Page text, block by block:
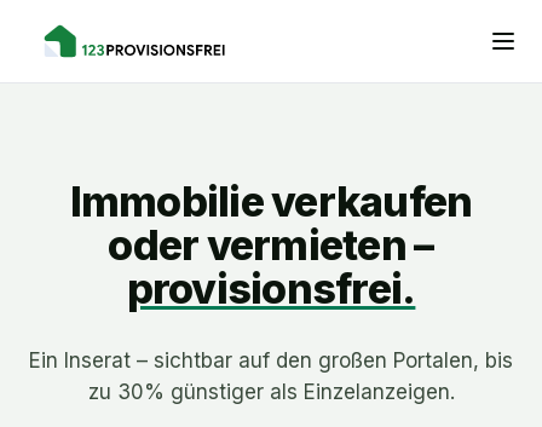
Immobilie verkaufen
oder vermieten –
provisionsfrei.
Ein Inserat – sichtbar auf den großen Portalen, bis
zu 30% günstiger als Einzelanzeigen.